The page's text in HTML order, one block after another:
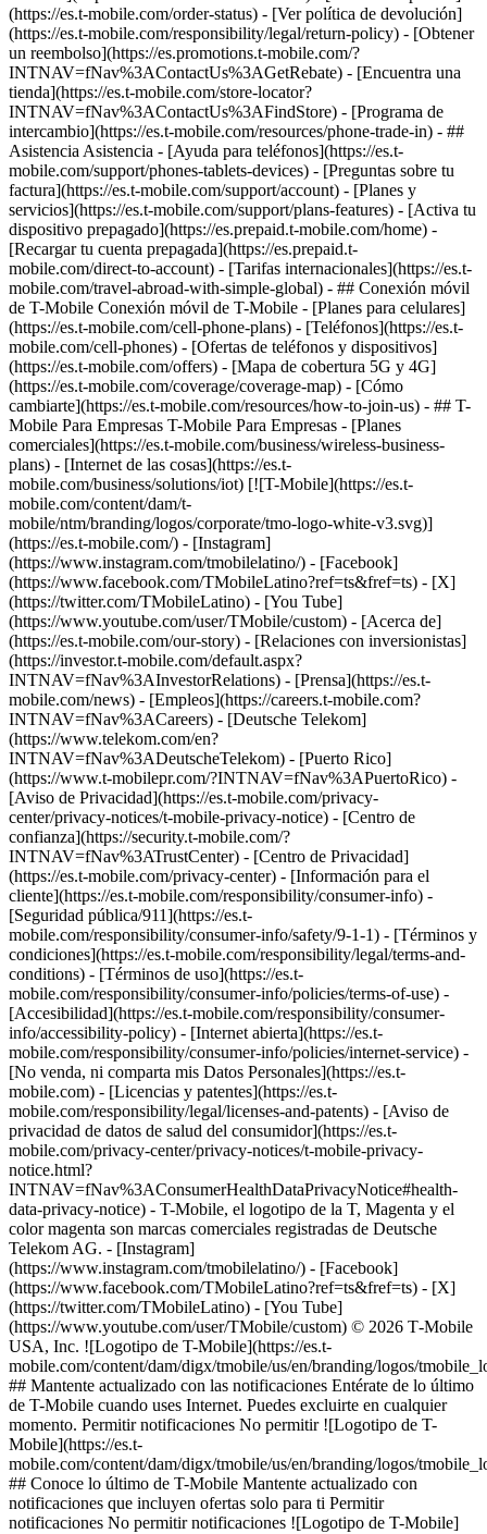
(https://es.t-mobile.com/order-status) - [Ver política de devolución]
(https://es.t-mobile.com/responsibility/legal/return-policy) - [Obtener
un reembolso](https://es.promotions.t-mobile.com/?
INTNAV=fNav%3AContactUs%3AGetRebate) - [Encuentra una
tienda](https://es.t-mobile.com/store-locator?
INTNAV=fNav%3AContactUs%3AFindStore) - [Programa de
intercambio](https://es.t-mobile.com/resources/phone-trade-in) - ##
Asistencia Asistencia - [Ayuda para teléfonos](https://es.t-
mobile.com/support/phones-tablets-devices) - [Preguntas sobre tu
factura](https://es.t-mobile.com/support/account) - [Planes y
servicios](https://es.t-mobile.com/support/plans-features) - [Activa tu
dispositivo prepagado](https://es.prepaid.t-mobile.com/home) -
[Recargar tu cuenta prepagada](https://es.prepaid.t-
mobile.com/direct-to-account) - [Tarifas internacionales](https://es.t-
mobile.com/travel-abroad-with-simple-global) - ## Conexión móvil
de T-Mobile Conexión móvil de T-Mobile - [Planes para celulares]
(https://es.t-mobile.com/cell-phone-plans) - [Teléfonos](https://es.t-
mobile.com/cell-phones) - [Ofertas de teléfonos y dispositivos]
(https://es.t-mobile.com/offers) - [Mapa de cobertura 5G y 4G]
(https://es.t-mobile.com/coverage/coverage-map) - [Cómo
cambiarte](https://es.t-mobile.com/resources/how-to-join-us) - ## T-
Mobile Para Empresas T-Mobile Para Empresas - [Planes
comerciales](https://es.t-mobile.com/business/wireless-business-
plans) - [Internet de las cosas](https://es.t-
mobile.com/business/solutions/iot) [![T-Mobile](https://es.t-
mobile.com/content/dam/t-
mobile/ntm/branding/logos/corporate/tmo-logo-white-v3.svg)]
(https://es.t-mobile.com/) - [Instagram]
(https://www.instagram.com/tmobilelatino/) - [Facebook]
(https://www.facebook.com/TMobileLatino?ref=ts&fref=ts) - [X]
(https://twitter.com/TMobileLatino) - [You Tube]
(https://www.youtube.com/user/TMobile/custom) - [Acerca de]
(https://es.t-mobile.com/our-story) - [Relaciones con inversionistas]
(https://investor.t-mobile.com/default.aspx?
INTNAV=fNav%3AInvestorRelations) - [Prensa](https://es.t-
mobile.com/news) - [Empleos](https://careers.t-mobile.com?
INTNAV=fNav%3ACareers) - [Deutsche Telekom]
(https://www.telekom.com/en?
INTNAV=fNav%3ADeutscheTelekom) - [Puerto Rico]
(https://www.t-mobilepr.com/?INTNAV=fNav%3APuertoRico) -
[Aviso de Privacidad](https://es.t-mobile.com/privacy-
center/privacy-notices/t-mobile-privacy-notice) - [Centro de
confianza](https://security.t-mobile.com/?
INTNAV=fNav%3ATrustCenter) - [Centro de Privacidad]
(https://es.t-mobile.com/privacy-center) - [Información para el
cliente](https://es.t-mobile.com/responsibility/consumer-info) -
[Seguridad pública/911](https://es.t-
mobile.com/responsibility/consumer-info/safety/9-1-1) - [Términos y
condiciones](https://es.t-mobile.com/responsibility/legal/terms-and-
conditions) - [Términos de uso](https://es.t-
mobile.com/responsibility/consumer-info/policies/terms-of-use) -
[Accesibilidad](https://es.t-mobile.com/responsibility/consumer-
info/accessibility-policy) - [Internet abierta](https://es.t-
mobile.com/responsibility/consumer-info/policies/internet-service) -
[No venda, ni comparta mis Datos Personales](https://es.t-
mobile.com) - [Licencias y patentes](https://es.t-
mobile.com/responsibility/legal/licenses-and-patents) - [Aviso de
privacidad de datos de salud del consumidor](https://es.t-
mobile.com/privacy-center/privacy-notices/t-mobile-privacy-
notice.html?
INTNAV=fNav%3AConsumerHealthDataPrivacyNotice#health-
data-privacy-notice) - T-Mobile, el logotipo de la T, Magenta y el
color magenta son marcas comerciales registradas de Deutsche
Telekom AG. - [Instagram]
(https://www.instagram.com/tmobilelatino/) - [Facebook]
(https://www.facebook.com/TMobileLatino?ref=ts&fref=ts) - [X]
(https://twitter.com/TMobileLatino) - [You Tube]
(https://www.youtube.com/user/TMobile/custom) © 2026 T‑Mobile
USA, Inc. ![Logotipo de T-Mobile](https://es.t-
mobile.com/content/dam/digx/tmobile/us/en/branding/logos/
## Mantente actualizado con las notificaciones Entérate de lo último
de T-Mobile cuando uses Internet. Puedes excluirte en cualquier
momento. Permitir notificaciones No permitir ![Logotipo de T-
Mobile](https://es.t-
mobile.com/content/dam/digx/tmobile/us/en/branding/logos/
## Conoce lo último de T-Mobile Mantente actualizado con
notificaciones que incluyen ofertas solo para ti Permitir
notificaciones No permitir notificaciones ![Logotipo de T-Mobile]